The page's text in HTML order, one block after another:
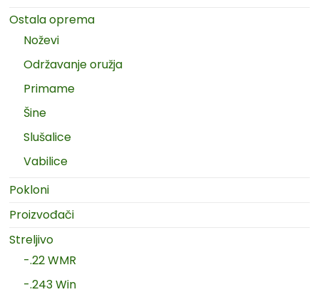
Ostala oprema
Noževi
Održavanje oružja
Primame
Šine
Slušalice
Vabilice
Pokloni
Proizvođači
Streljivo
-.22 WMR
-.243 Win